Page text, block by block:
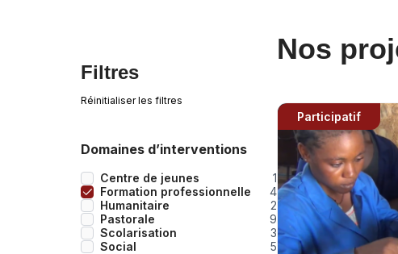
Filtres
Réinitialiser les filtres
Domaines d’interventions
Centre de jeunes
1
Formation professionnelle
4
Humanitaire
2
Pastorale
9
Scolarisation
3
Social
5
Nos
Participatif